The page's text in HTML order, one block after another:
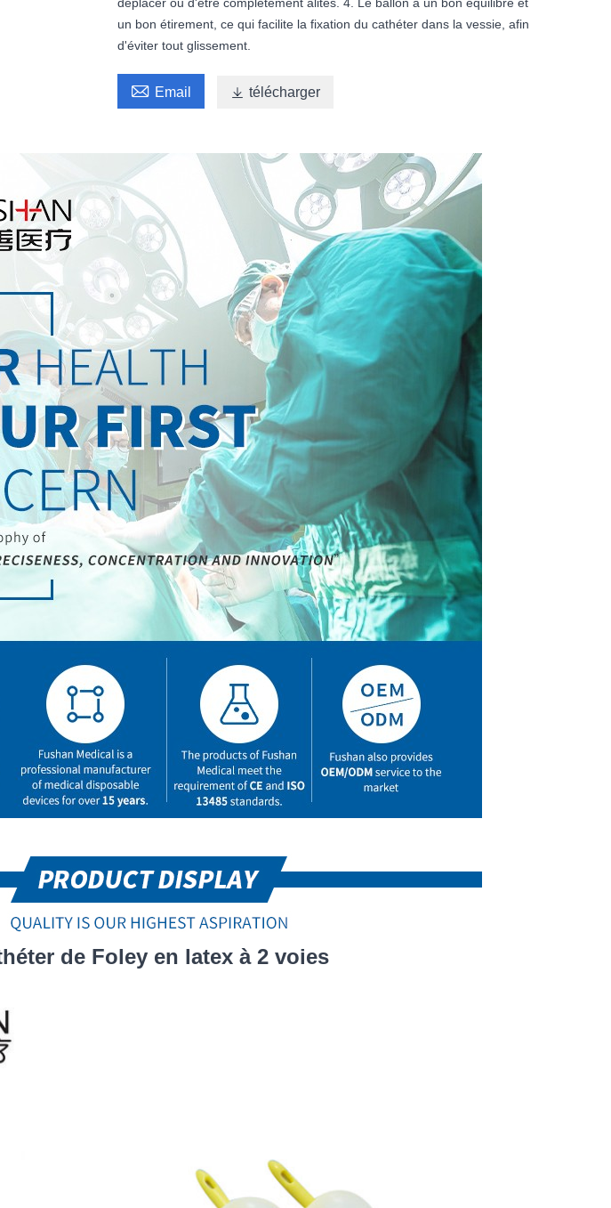
déplacer ou d'être complètement alités. 4. Le ballon a un bon équilibre et
un bon étirement, ce qui facilite la fixation du cathéter dans la vessie, afin
d'éviter tout glissement.
 Email  télécharger
de Foley en latex à 2 voies